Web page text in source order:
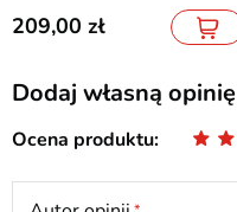
209,00
Dodaj własną opinię
Ocena produktu